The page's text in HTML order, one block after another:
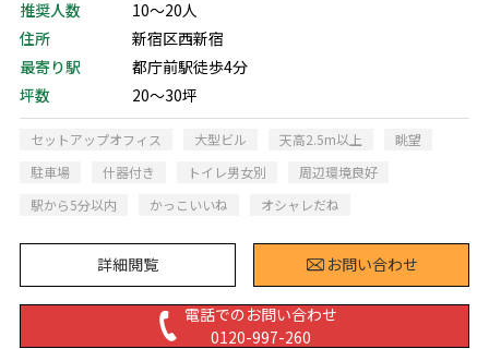
推奨人数
10～20人
住所
新宿区西新宿
最寄り駅
都庁前駅徒歩4分
坪数
20～30坪
セットアップオフィス 大型ビル 天高2.5m以上
眺望
駐車場
什器付き トイレ男女別
周辺環境良好
駅から5分以内
かっこいいね オシャレだね
詳細閲覧 お問い合わせ
電話でのお問い合わせ
0120-997-260